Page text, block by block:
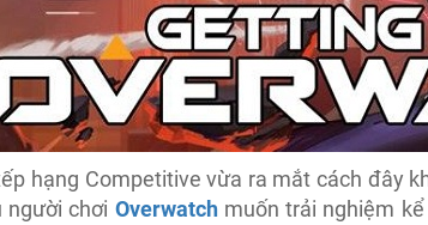
hạng Competitive vừa ra mắt cách đây
người chơi Overwatch muốn trải nghiệm